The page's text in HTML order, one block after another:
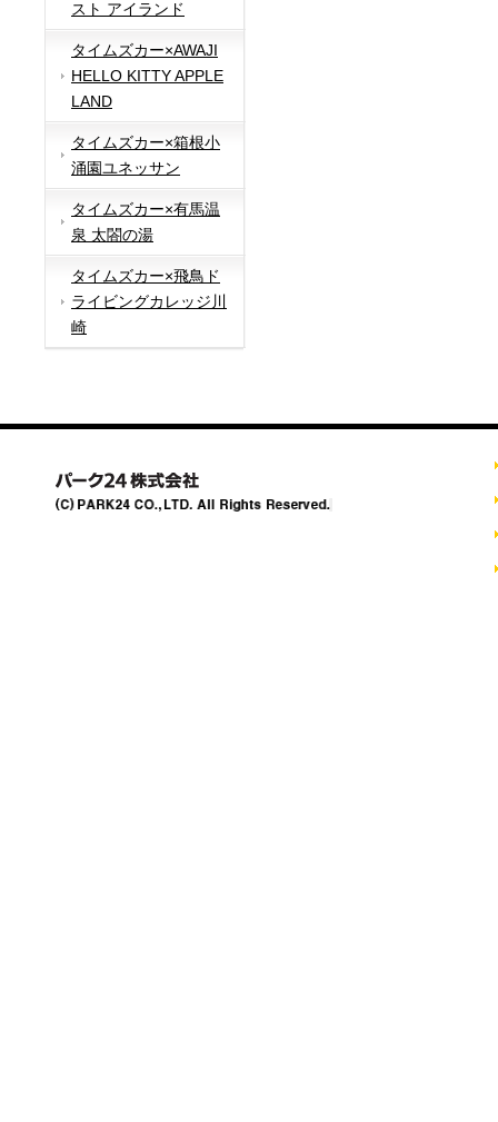
スト アイランド
タイムズカー×AWAJI
HELLO KITTY APPLE
LAND
タイムズカー×箱根小
涌園ユネッサン
タイムズカー×有馬温
泉 太閤の湯
タイムズカー×飛鳥ド
ライビングカレッジ川
崎